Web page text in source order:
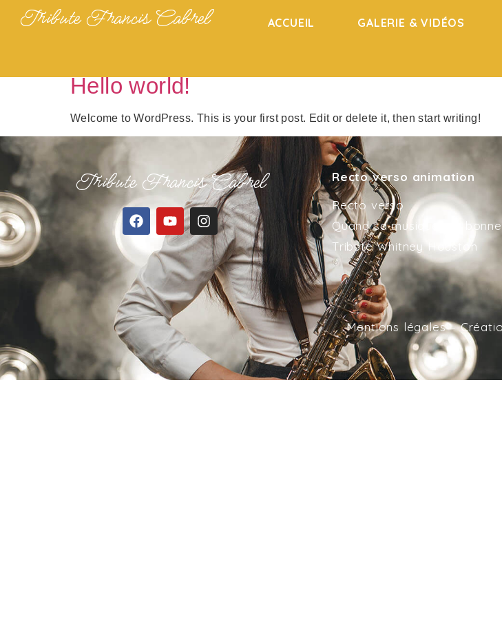
Tribute Francis Cabrel ACCUEIL GALERIE & VIDÉOS
Hello world!
Welcome to WordPress. This is your first post. Edit or delete it, then start writing!
Tribute Francis Cabrel
Recto verso animation
Recto verso
Quand sa musique est bonne
Tribute Whitney Houston
Mentions légales –